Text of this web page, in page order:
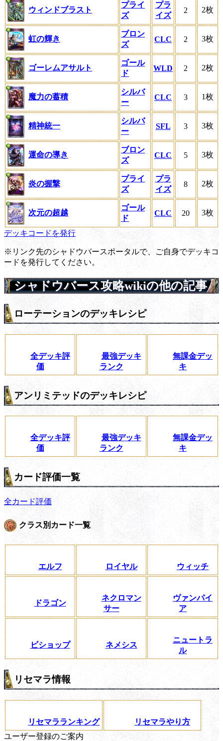
ウィンドブラスト
プライ
ズ
プラ
イズ
2 2枚
虹の輝き
ブロン
ズ
CLC 2 3枚
ゴーレムアサルト
ゴール
ド
WLD 2 2枚
魔力の蓄積
シルバ
ー
CLC 3 1枚
精神統一
シルバ
ー
SFL 3 3枚
運命の導き
ブロン
ズ
CLC 5 3枚
炎の握撃
プライ
ズ
プラ
イズ
8 2枚
次元の超越
ゴール
ド
CLC 20 3枚
デッキコードを発行
※リンク先のシャドウバースポータルで、ご自身でデッキコ
ードを発行してください。
シャドウバース攻略wikiの他の記事
ローテーションのデッキレシピ
全デッキ評
価
最強デッキ
ランク
無課金デッ
キ
アンリミテッドのデッキレシピ
全デッキ評
価
最強デッキ
ランク
無課金デッ
キ
カード評価一覧
全カード評価
クラス別カード一覧
エルフ ロイヤル ウィッチ
ドラゴン
ネクロマン
サー
ヴァンパイ
ア
ビショップ ネメシス
ニュートラ
ル
リセマラ情報
リセマラランキング
リセマラやり方
ユーザー登録のご案内